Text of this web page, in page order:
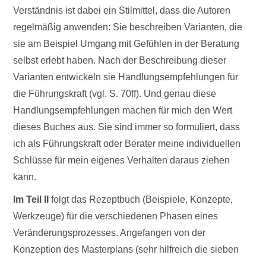
Verständnis ist dabei ein Stilmittel, dass die Autoren
regelmäßig anwenden: Sie beschreiben Varianten, die
sie am Beispiel Umgang mit Gefühlen in der Beratung
selbst erlebt haben. Nach der Beschreibung dieser
Varianten entwickeln sie Handlungsempfehlungen für
die Führungskraft (vgl. S. 70ff). Und genau diese
Handlungsempfehlungen machen für mich den Wert
dieses Buches aus. Sie sind immer so formuliert, dass
ich als Führungskraft oder Berater meine individuellen
Schlüsse für mein eigenes Verhalten daraus ziehen
kann.
Im Teil II
folgt das Rezeptbuch (Beispiele, Konzepte,
Werkzeuge) für die verschiedenen Phasen eines
Veränderungsprozesses. Angefangen von der
Konzeption des Masterplans (sehr hilfreich die sieben